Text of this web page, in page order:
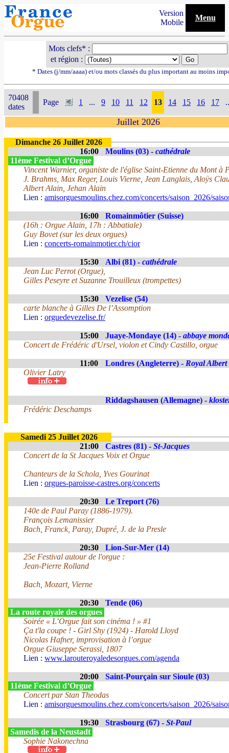
Version
Mobile
Menu
Mots clefs* :
et région :
* Dates (j/mm/aaaa) et/ou mots classés du plus important au moins
70408
dates
Page 1 ... 9 10 11 12 13 14 15 16 17
Juillet 2026
Dimanche 26 Juillet 2026
16:00
Moulins (03) - cathédrale
11ème Festival d’Orgue
Vincent Warnier, organiste de l'église Saint-Etienne du Mont à
J. Brahms, Max Reger, Louis Vierne, Jean Langlais, Aloÿs
Albert Alain, Jehan Alain
Lien : amisorguesmoulins.chez.com/concerts/saison_2026/
16:00
Romainmôtier (Suisse)
(16h : Orgue Alain, 17h : Abbatiale)
Guy Bovet (sur les deux orgues)
Lien : concerts-romainmotier.ch/cior
15:30 Albi (81) - cathédrale
Jean Luc Perrot (Orgue),
Gilles Peseyre et Suzanne Trouilleux (trompettes)
15:30
Vezelise (54)
carte blanche à Gilles De l’Assomption
Lien : orguedevezelise.fr/
15:00 Juaye-Mondaye (14) - abbaye
Concert de Frédéric d'Ursel, violon et Cindy Castillo, orgue
11:00 Londres (Angleterre) - Royal
Olivier Latry
Riddagshausen (Allemagne) -
Frédéric Deschamps
Samedi 25 Juillet 2026
21:00
Castres (81) - St-Jacques
Concert de la St Jacques Voix et Orgue
Chanteurs de la Schola, Yves Gourinat
Lien : orgues-paroisse-castres.org/concerts
20:30
Le Treport (76)
140e de Paul Paray (1886-1979).
François Lemanissier
Bach, Franck, Paray, Dupré, J. de la Presle
20:30
Lion-Sur-Mer (14)
25e Festival autour de l'orgue :
Jean-Pierre Rolland
Bach, Mozart, Vierne
20:30
Tende (06)
La route royale des orgues
Soirée « L’Orgue fait son cinéma ! » #1
Ça t'la coupe ! - Girl Shy (1924) - Harold Lloyd
Nicolas Hafner, improvisation à l’orgue
Orgue Giuseppe Serassi, 1807
Lien : www.larouteroyaledesorgues.com/agenda
20:00
Saint-Pourçain sur Sioule (03)
11ème Festival d’Orgue
Concert par Stan Theodas
Lien : amisorguesmoulins.chez.com/concerts/saison_2026/
19:30 Strasbourg (67) - St-Paul
Samedis de la Neustadt
Sophie Nakonechna